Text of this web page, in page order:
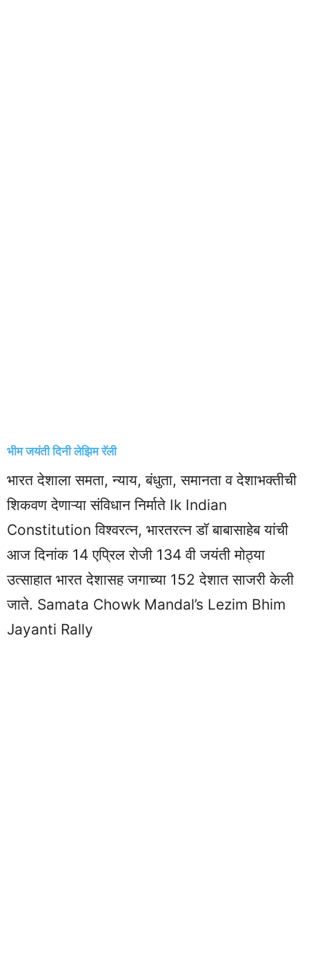
भीम जयंती दिनी लेझिम रॅली
भारत देशाला समता, न्याय, बंधुता, समानता व देशाभक्तीची
शिकवण देणाऱ्या संविधान निर्माते Ik Indian
Constitution विश्वरत्न, भारतरत्न डॉ बाबासाहेब यांची
आज दिनांक 14 एप्रिल रोजी 134 वी जयंती मोठ्या
उत्साहात भारत देशासह जगाच्या 152 देशात साजरी केली
जाते. Samata Chowk Mandal’s Lezim Bhim
Jayanti Rally